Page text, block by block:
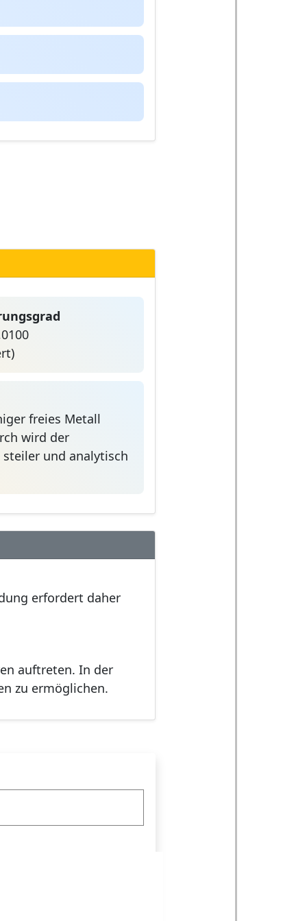
freies Metall
wird der
und analytisch
erfordert daher
auftreten. In der
zu ermöglichen.